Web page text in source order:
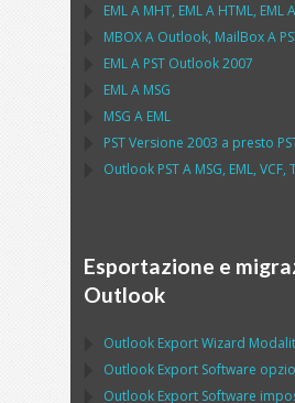
EMLA MHT, EMLA HTML, EMLA
MBOXA Outlook, MailBoxA
EMLA PST Outlook2007
EMLA MSG
MSG A EML
PSTVersione 2003 a presto
Outlook PSTA MSG, EML, VCF,
Esportazione e
Outlook
Outlook Export Wizard
Outlook Export Software
Outlook Export Software